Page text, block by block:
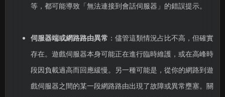
等，都可能導致「無法連接到會話伺服器」的錯誤提示。
伺服器端或網路路由異常 ：儘管這類情況占比不高，但確實
存在。遊戲伺服器本身可能正在進行臨時維護，或在高峰時
段因負載過高而回應緩慢。另一種可能是，從你的網路到遊
戲伺服器之間的某一段網路路由出現了故障或異常壅塞。關